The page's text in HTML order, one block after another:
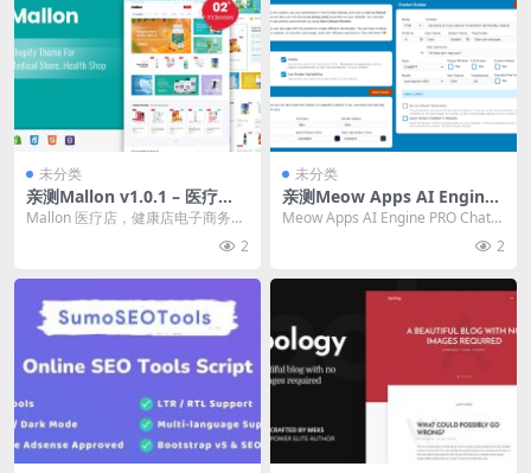
未分类
亲测Mallon v1.0.1 – 医疗
店，健康店电子商务Shopify
Mallon 医疗店，健康店电子商务Sh
2
未分类
亲测Meow Apps AI Engine
PRO v3.4.5 ChatGPT 聊天机
器人，GPT 内容生成器插件下
Meow Apps AI Engine PRO ChatG
2